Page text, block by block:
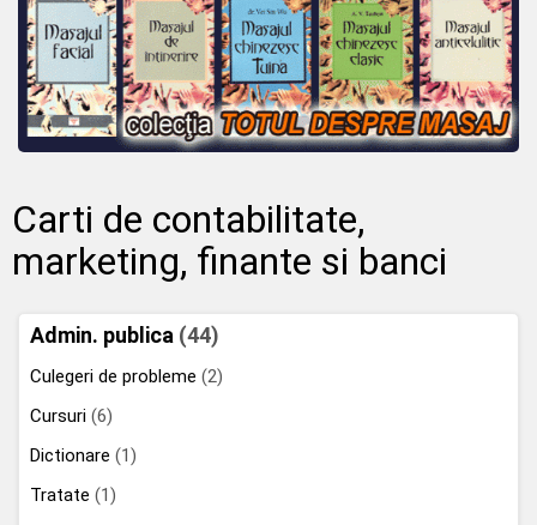
Carti de contabilitate,
marketing, finante si banci
Admin. publica (44)
Culegeri de probleme (2)
Cursuri (6)
Dictionare (1)
Tratate (1)